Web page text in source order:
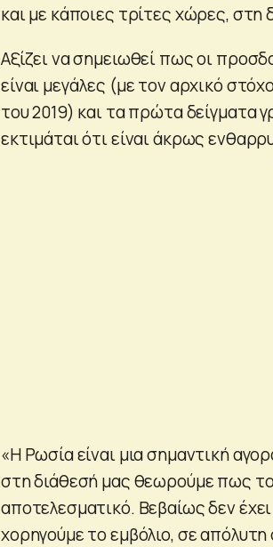
και με κάποιες τρίτες χώρες, στη
Αξίζει να σημειωθεί πως οι
είναι μεγάλες (με τον αρχικό
του 2019) και τα πρώτα δείγματα
εκτιμάται ότι είναι άκρως
«Η Ρωσία είναι μια σημαντική
στη διάθεσή μας θεωρούμε πως το
αποτελεσματικό. Βεβαίως δεν έχει
χορηγούμε το εμβόλιο, σε